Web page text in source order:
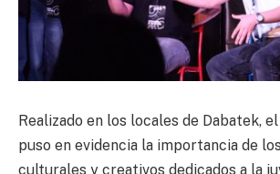
Realizado en los locales de Dabatek,
puso en evidencia la importancia de
culturales y creativos dedicados a la